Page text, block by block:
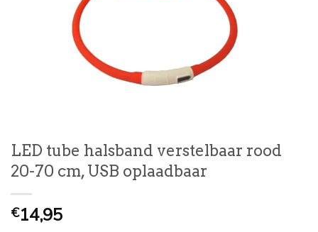
LED tube halsband verstelbaar rood
20-70 cm, USB oplaadbaar
€14,95